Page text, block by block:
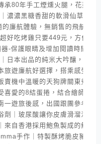
承80年手工煙燻火腿，花蓮伴
濃濃黑糖香甜的軟滑仙草布丁
廉航體驗，無銷售的飛航時間
好吃烤雞只要449元，方便又
-保護眼睛及增加閱讀時間
日本出品的純米大吟釀，濃厚
旅遊廉航好選擇，搭乘感受及
賣機中溫暖的天狗牌關東煮，
喜愛的8結蛋捲，結合繪師們
一遊旅後感，出國跟團參考心
劑｜玻尿酸讓你皮膚滑溜溜，
來自香港採用鮑魚製成的鮮味
手作｜特製酥烤脆皮豬，